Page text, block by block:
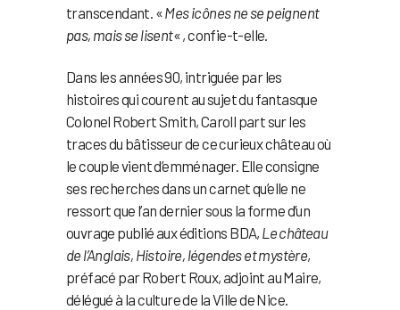
transcendant. «Mes icônes ne se peignent
pas, mais se lisent« , confie-t-elle.
Dans les années 90, intriguée par les
histoires qui courent au sujet du fantasque
Colonel Robert Smith, Caroll part sur les
traces du bâtisseur de ce curieux château où
le couple vient d’emménager. Elle consigne
ses recherches dans un carnet qu’elle ne
ressort que l’an dernier sous la forme d’un
ouvrage publié aux éditions BDA, Le château
de l’Anglais, Histoire, légendes et mystère,
préfacé par Robert Roux, adjoint au Maire,
délégué à la culture de la Ville de Nice.